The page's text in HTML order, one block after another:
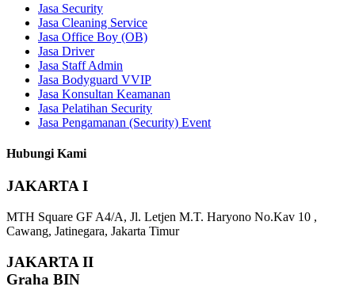
Jasa Security
Jasa Cleaning Service
Jasa Office Boy (OB)
Jasa Driver
Jasa Staff Admin
Jasa Bodyguard VVIP
Jasa Konsultan Keamanan
Jasa Pelatihan Security
Jasa Pengamanan (Security) Event
Hubungi Kami
JAKARTA I
MTH Square GF A4/A, Jl. Letjen M.T. Haryono No.Kav 10 ,
Cawang, Jatinegara, Jakarta Timur
JAKARTA II
Graha BIN